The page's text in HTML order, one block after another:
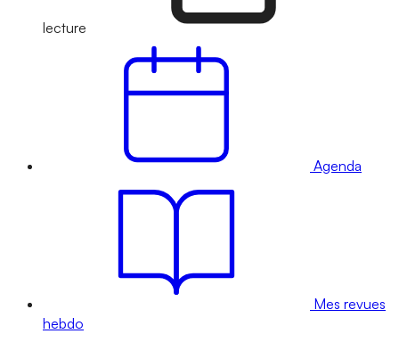
lecture
Agenda
Mes revues
hebdo